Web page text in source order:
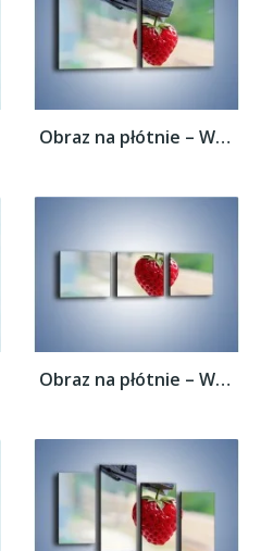
Obraz na płótnie – Wisząca truskawka –...
Obraz na płótnie – Wisząca truskawka –...